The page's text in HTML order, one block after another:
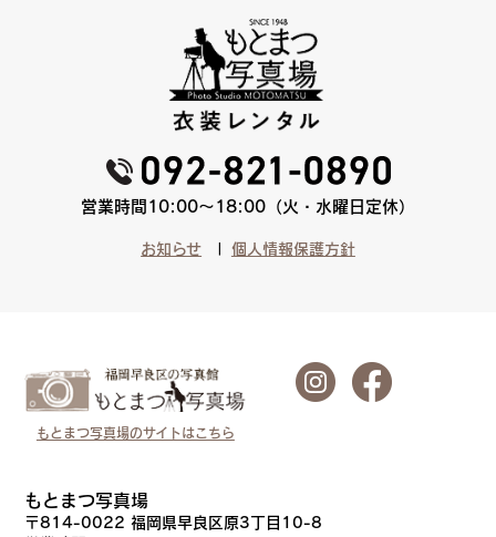
営業時間10:00〜18:00（火・水曜日定休）
お知らせ 個人情報保護方針
もとまつ写真場のサイトはこちら
もとまつ写真場
〒814-0022 福岡県早良区原3丁目10-8